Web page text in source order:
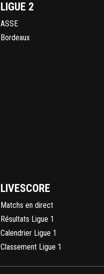
LIGUE 2
ASSE
Bordeaux
LIVESCORE
Matchs en direct
Résultats Ligue 1
Calendrier Ligue 1
Classement Ligue 1